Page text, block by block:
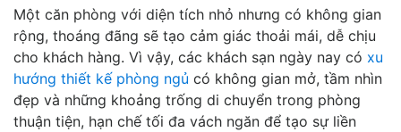
Một căn phòng với diện tích nhỏ nhưng có không gian
rộng, thoáng đãng sẽ tạo cảm giác thoải mái, dễ chịu
cho khách hàng. Vì vậy, các khách sạn ngày nay có xu
hướng thiết kế phòng ngủ có không gian mở, tầm nhìn
đẹp và những khoảng trống di chuyển trong phòng
thuận tiện, hạn chế tối đa vách ngăn để tạo sự liền